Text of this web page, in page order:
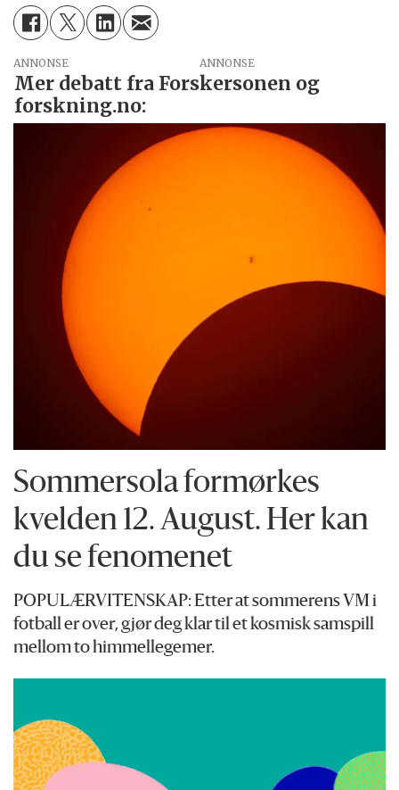
ANNONSE
Mer debatt fra Forskersonen og
forskning.no:
Sommersola formørkes
kvelden 12. August. Her kan
du se fenomenet
POPULÆRVITENSKAP: Etter at sommerens VM i
fotball er over, gjør deg klar til et kosmisk samspill
mellom to himmellegemer.